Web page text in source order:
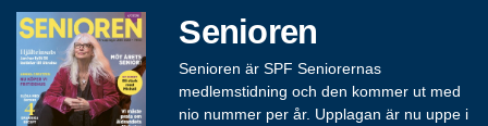
Senioren
Senioren är SPF Seniorernas
medlemstidning och den kommer ut med
nio nummer per år. Upplagan är nu uppe i